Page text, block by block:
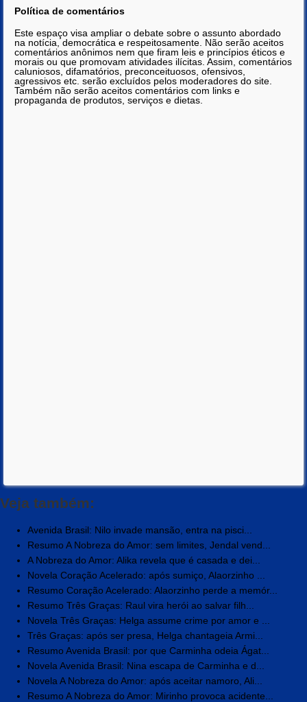
Política de comentários
Este espaço visa ampliar o debate sobre o assunto abordado
na notícia, democrática e respeitosamente. Não serão aceitos
comentários anônimos nem que firam leis e princípios éticos e
morais ou que promovam atividades ilícitas. Assim, comentários
caluniosos, difamatórios, preconceituosos, ofensivos,
agressivos etc. serão excluídos pelos moderadores do site.
Também não serão aceitos comentários com links e
propaganda de produtos, serviços e dietas.
Veja também:
Avenida Brasil: Nilo invade mansão, entra na pisci...
Resumo A Nobreza do Amor: sem limites, Jendal vend...
A Nobreza do Amor: Alika revela que é casada e dei...
Novela Coração Acelerado: após sumiço, Alaorzinho ...
Resumo Coração Acelerado: Alaorzinho perde a memór...
Resumo Três Graças: Raul vira herói ao salvar filh...
Novela Três Graças: Helga assume crime por amor e ...
Três Graças: após ser presa, Helga chantageia Armi...
Resumo Avenida Brasil: por que Carminha odeia Ágat...
Novela Avenida Brasil: Nina escapa de Carminha e d...
Novela A Nobreza do Amor: após aceitar namoro, Ali...
Resumo A Nobreza do Amor: Mirinho provoca acidente...